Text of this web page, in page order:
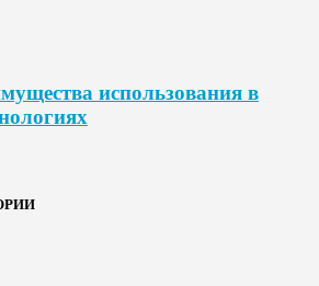
использования в